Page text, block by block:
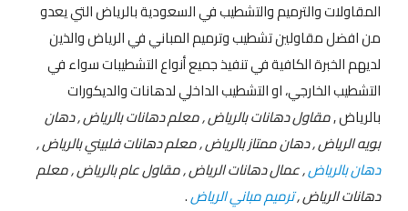
المقاولات والترميم والتشطيب في السعودية بالرياض التي يعدو
من افضل مقاولين تشطيب وترميم المباني في الرياض والذين
لديهم الخبرة الكافية في تنفيذ جميع أنواع التشطيبات سواء في
التشطيب الخارجي، او التشطيب الداخلي لدهانات والديكورات
بالرياض ,مقاول دهانات بالرياض , معلم دهانات بالرياض , دهان
بويه الرياض , دهان ممتاز بالرياض , معلم دهانات فلبيني بالرياض ,
دهان بالرياض, عمال دهانات الرياض , مقاول عام بالرياض , معلم
دهانات الرياض ,ترميم مباني الرياض.